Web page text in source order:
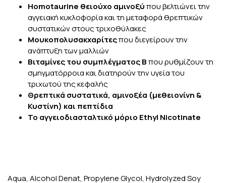
Homotaurine θειούχο αμινοξύπου βελτιώνει την
αγγειακή κυκλοφορία και τη μεταφορά θρεπτικών
συστατικών στους τριχοθύλακες
Μουκοπολυσακχαρίτεςπου διεγείρουν την
ανάπτυξη των μαλλιών
Βιταμίνες του συμπλέγματος Βπου ρυθμίζουν τη
σμηγματόρροια και διατηρούν την υγεία του
τριχωτού της κεφαλής
Θρεπτικά συστατικά, αμινοξέα (μεθειονίνη &
Κυστίνη) και πεπτίδια
Το αγγειοδιασταλτικό μόριο Ethyl Nicotinate
Aqua, Alcohol Denat, Propylene Glycol, Hydrolyzed Soy